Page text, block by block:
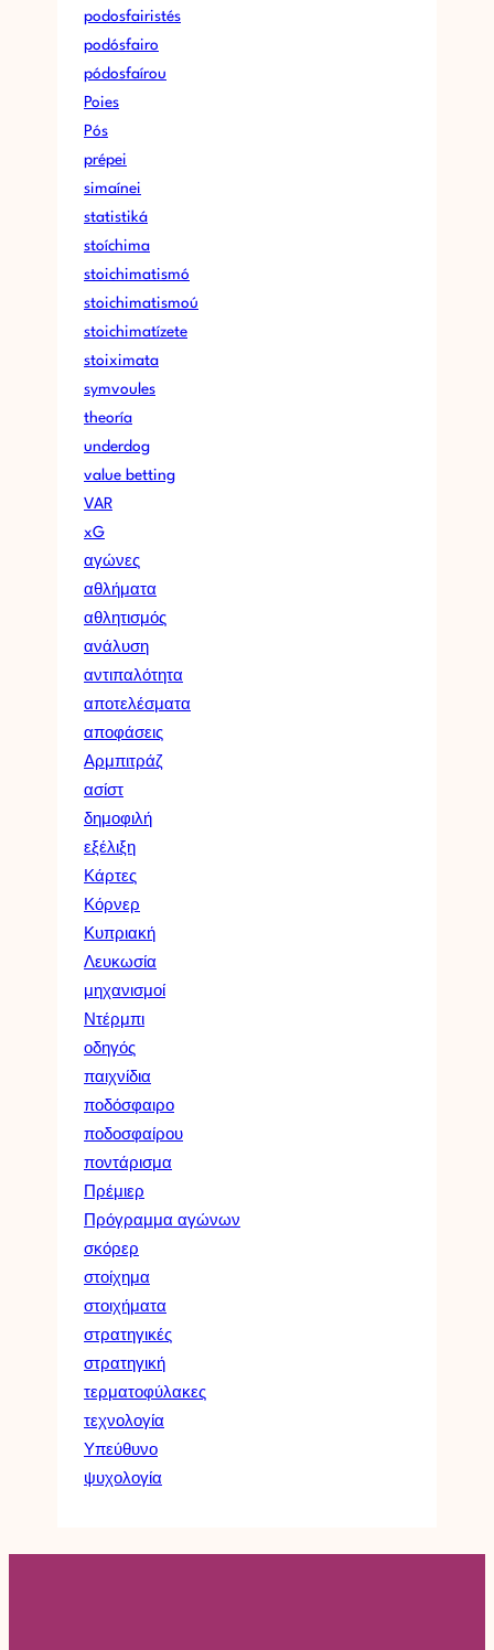
podosfairistés
podósfairo
pódosfaírou
Poies
Pós
prépei
simaínei
statistiká
stoíchima
stoichimatismó
stoichimatismoú
stoichimatízete
stoiximata
symvoules
theoría
underdog
value betting
VAR
xG
αγώνες
αθλήματα
αθλητισμός
ανάλυση
αντιπαλότητα
αποτελέσματα
αποφάσεις
Αρμπιτράζ
ασίστ
δημοφιλή
εξέλιξη
Κάρτες
Κόρνερ
Κυπριακή
Λευκωσία
μηχανισμοί
Ντέρμπι
οδηγός
παιχνίδια
ποδόσφαιρο
ποδοσφαίρου
ποντάρισμα
Πρέμιερ
Πρόγραμμα αγώνων
σκόρερ
στοίχημα
στοιχήματα
στρατηγικές
στρατηγική
τερματοφύλακες
τεχνολογία
Υπεύθυνο
ψυχολογία